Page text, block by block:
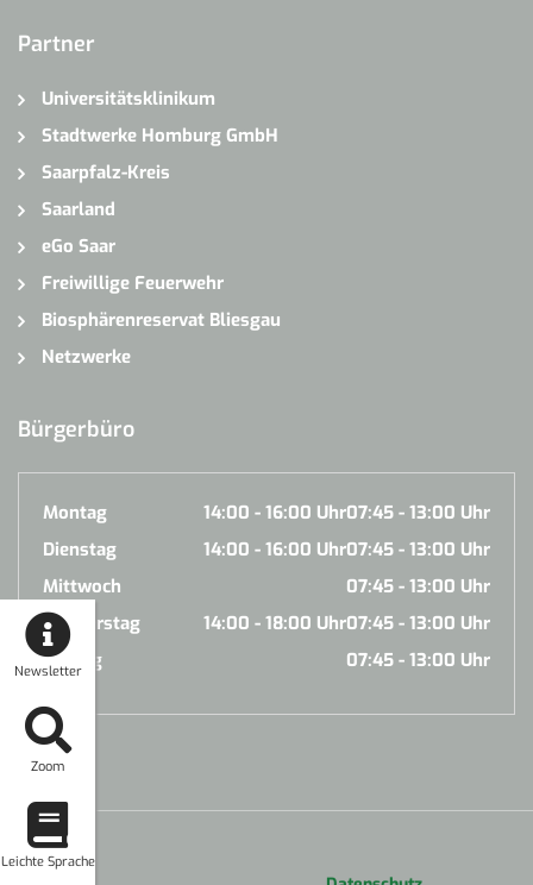
Newsletter
Zoom
Leichte Sprache
Partner
Universitätsklinikum
Stadtwerke Homburg GmbH
Saarpfalz-Kreis
Saarland
eGo Saar
Freiwillige Feuerwehr
Biosphärenreservat Bliesgau
Netzwerke
Bürgerbüro
Montag 07:45 - 13:00 Uhr
14:00 - 16:00 Uhr
Dienstag
07:45 - 13:00 Uhr
14:00 - 16:00 Uhr
Mittwoch
07:45 - 13:00 Uhr
Donnerstag
07:45 - 13:00 Uhr
14:00 - 18:00 Uhr
Freitag
07:45 - 13:00 Uhr